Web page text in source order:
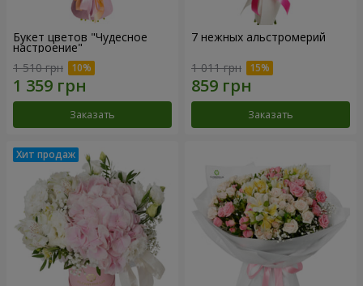
Букет цветов "Чудесное
настроение"
1 510 грн
Заказать
7 нежных альстромерий
1 011 грн
Заказать